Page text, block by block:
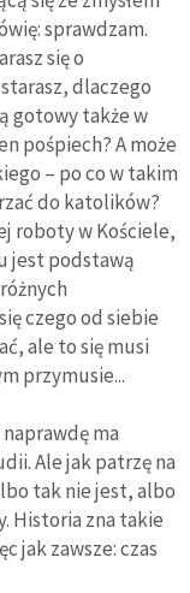
sprawdzam.
się o
dlaczego
gotowy także w
pośpiech? A może
– po co w takim
do katolików?
roboty w Kościele,
jest podstawą
czego od siebie
ale to się musi
przymusie...
ma
Ale jak patrzę na
tak nie jest, albo
Historia zna takie
jak zawsze: czas